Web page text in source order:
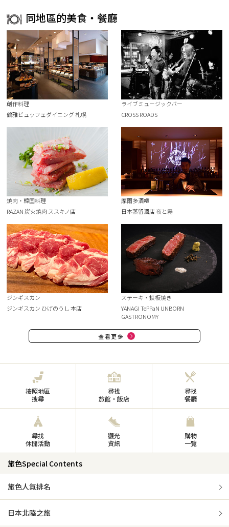
同地區的美食・餐廳
創作料理
鶴雅ビュッフェダイニング 札幌
ライブミュージックバー
CROSS ROADS
焼肉・韓国料理
RAZAN 炭火焼肉 ススキノ店
摩爾多酒吧
日本蒸留酒店 夜と霧
ジンギスカン
ジンギスカン ひげのうし 本店
ステーキ・鉄板焼き
YANAGI TePPaN UNBORN
GASTRONOMY
查看更多
按照地區
搜尋
尋找
旅館・飯店
尋找
餐廳
尋找
休閒活動
觀光
資訊
購物
一覽
旅色Special Contents
旅色人氣排名
日本北陸之旅